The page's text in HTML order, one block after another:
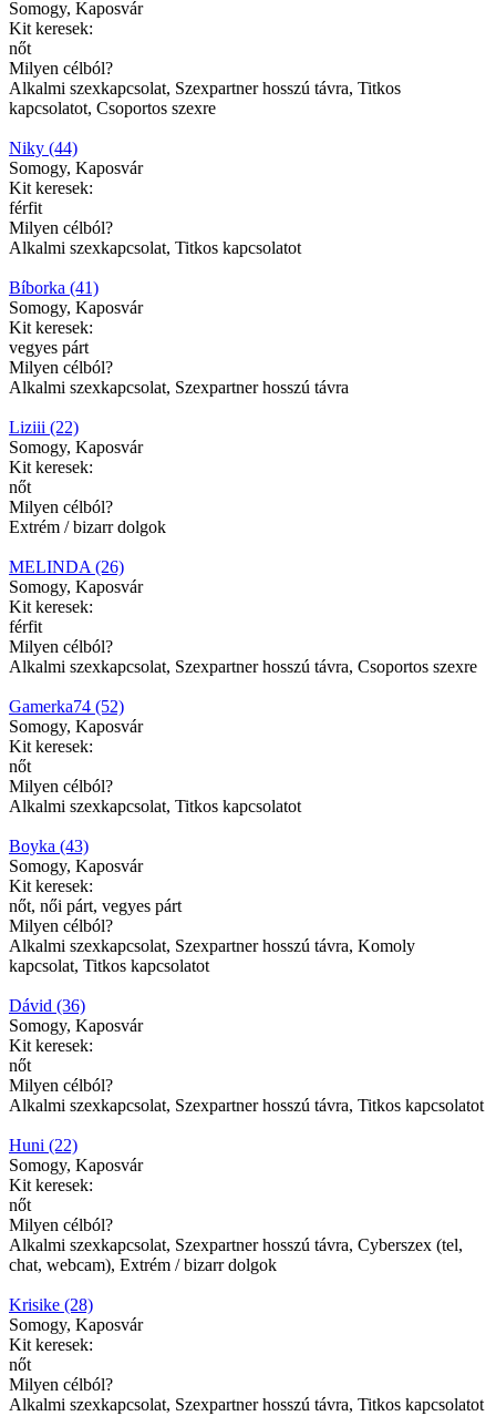
Somogy, Kaposvár
Kit keresek:
nőt
Milyen célból?
Alkalmi szexkapcsolat, Szexpartner hosszú távra, Titkos
kapcsolatot, Csoportos szexre
Niky (44)
Somogy, Kaposvár
Kit keresek:
férfit
Milyen célból?
Alkalmi szexkapcsolat, Titkos kapcsolatot
Bíborka (41)
Somogy, Kaposvár
Kit keresek:
vegyes párt
Milyen célból?
Alkalmi szexkapcsolat, Szexpartner hosszú távra
Liziii (22)
Somogy, Kaposvár
Kit keresek:
nőt
Milyen célból?
Extrém / bizarr dolgok
MELINDA (26)
Somogy, Kaposvár
Kit keresek:
férfit
Milyen célból?
Alkalmi szexkapcsolat, Szexpartner hosszú távra, Csoportos szexre
Gamerka74 (52)
Somogy, Kaposvár
Kit keresek:
nőt
Milyen célból?
Alkalmi szexkapcsolat, Titkos kapcsolatot
Boyka (43)
Somogy, Kaposvár
Kit keresek:
nőt, női párt, vegyes párt
Milyen célból?
Alkalmi szexkapcsolat, Szexpartner hosszú távra, Komoly
kapcsolat, Titkos kapcsolatot
Dávid (36)
Somogy, Kaposvár
Kit keresek:
nőt
Milyen célból?
Alkalmi szexkapcsolat, Szexpartner hosszú távra, Titkos kapcsolatot
Huni (22)
Somogy, Kaposvár
Kit keresek:
nőt
Milyen célból?
Alkalmi szexkapcsolat, Szexpartner hosszú távra, Cyberszex (tel,
chat, webcam), Extrém / bizarr dolgok
Krisike (28)
Somogy, Kaposvár
Kit keresek:
nőt
Milyen célból?
Alkalmi szexkapcsolat, Szexpartner hosszú távra, Titkos kapcsolatot